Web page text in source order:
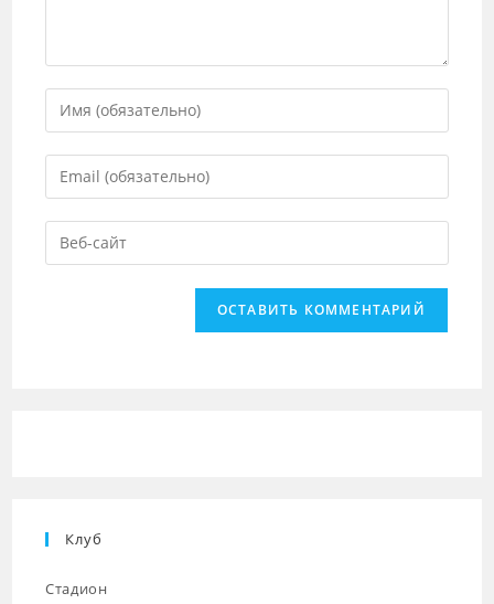
Введите
свое
имя
или
пользователя,
чтобы
прокомментировать
Введите
свой
email-
адрес,
Введите
URL
Клуб
Стадион